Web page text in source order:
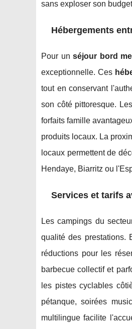
sans exploser son
Hébergements
Pour unséjour bord
exceptionnelle. Ces
tout en conservant
son côté pittoresque.
forfaits famille
produits locaux. La
locaux permettent de
Hendaye, Biarritz ou
Services et tarifs
Les campings du
qualité des prestations.
réductions pour les
barbecue collectif et
les pistes cyclables
pétanque, soirées
multilingue facilite